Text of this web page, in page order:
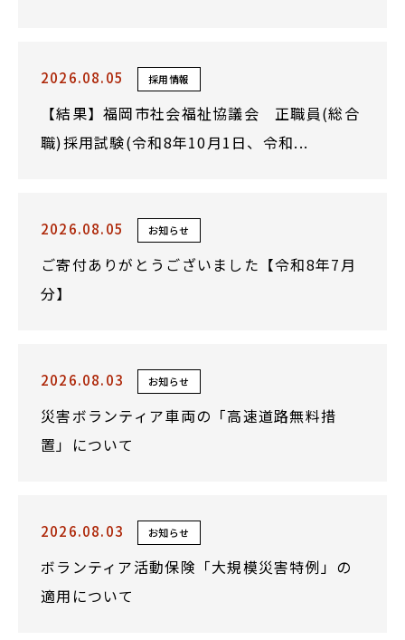
2026.08.05 採用情報
【結果】福岡市社会福祉協議会 正職員(総合
職)採用試験(令和8年10月1日、令和...
2026.08.05 お知らせ
ご寄付ありがとうございました【令和8年7月
分】
2026.08.03 お知らせ
災害ボランティア車両の「高速道路無料措
置」について
2026.08.03 お知らせ
ボランティア活動保険「大規模災害特例」の
適用について